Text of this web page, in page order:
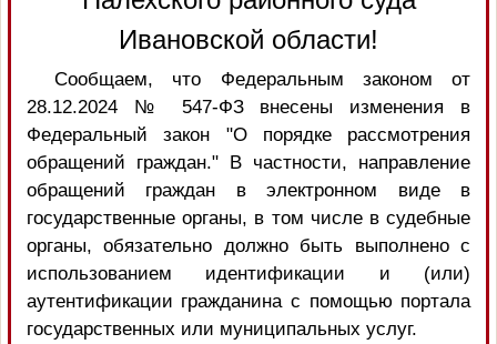
Ивановской области!
Сообщаем, что Федеральным законом от
28.12.2024 № 547-ФЗ внесены изменения в
Федеральный закон "О порядке рассмотрения
обращений граждан." В частности, направление
обращений граждан в электронном виде в
государственные органы, в том числе в судебные
органы, обязательно должно быть выполнено с
использованием идентификации и (или)
аутентификации гражданина с помощью портала
государственных или муниципальных услуг.